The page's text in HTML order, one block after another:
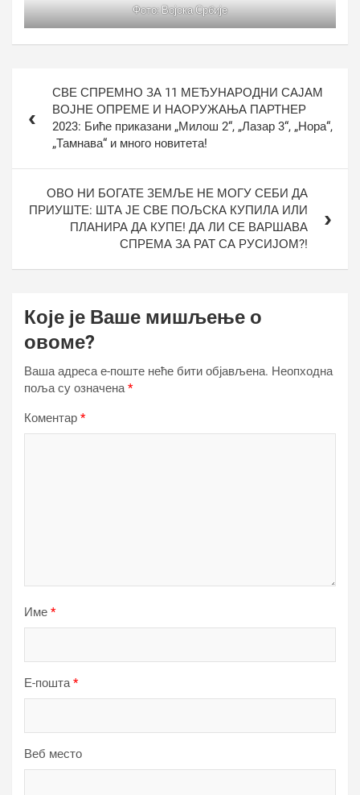
Фото: Војска Србије
чланкаСВЕ СПРЕМНО ЗА 11 МЕЂУНАРОДНИ САЈАМ
ВОЈНЕ ОПРЕМЕ И НАОРУЖАЊА ПАРТНЕР
2023: Биће приказани „Милош 2“, „Лазар 3“, „Нора“,
„Тамнава“ и много новитета!
ОВО НИ БОГАТЕ ЗЕМЉЕ НЕ МОГУ СЕБИ ДА
ПРИУШТЕ: ШТА ЈЕ СВЕ ПОЉСКА КУПИЛА ИЛИ
ПЛАНИРА ДА КУПЕ! ДА ЛИ СЕ ВАРШАВА
СПРЕМА ЗА РАТ СА РУСИЈОМ?!
Које је Ваше мишљење о
овоме?
Ваша адреса е-поште неће бити објављена. Неопходна
поља су означена*
Коментар *
Име *
Е-пошта*
Веб место